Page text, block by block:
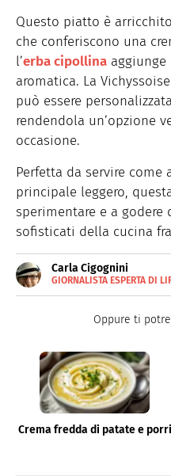
Questo piatto è
che conferiscono una
l’erba cipollina aggiunge
aromatica. La
può essere
rendendola un’opzione
occasione.
Perfetta da servire
principale leggero,
sperimentare e a
sofisticati della cucina
Carla Cigognini
GIORNALISTA ESPERTA DI
Giornalista
Oppure ti
Crema fredda di patate e porri